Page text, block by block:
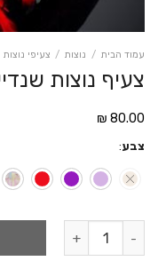
עמוד הבית / נוצות / צעיפי נוצות
צעיף נוצות
80.00
₪
צבע:
כמות של צעיף נוצות